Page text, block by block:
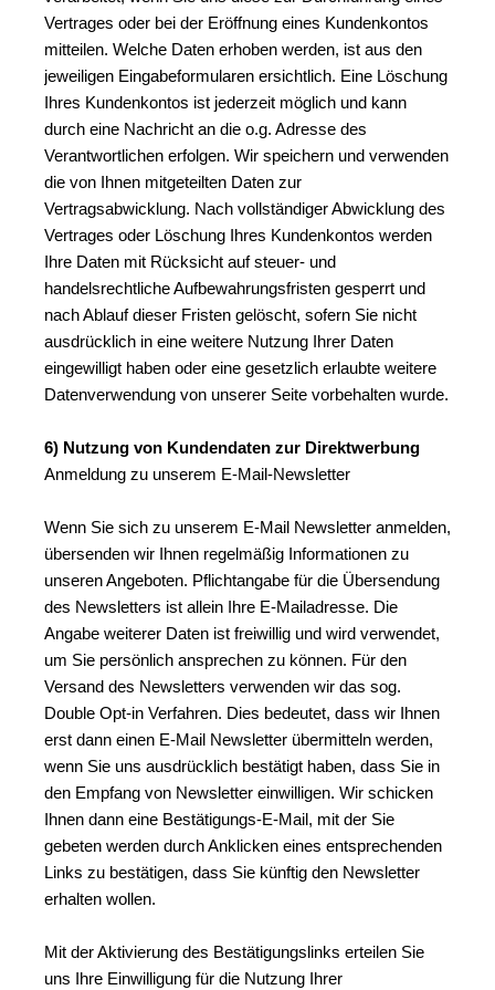
Vertrages oder bei der Eröffnung eines Kundenkontos
mitteilen. Welche Daten erhoben werden, ist aus den
jeweiligen Eingabeformularen ersichtlich. Eine Löschung
Ihres Kundenkontos ist jederzeit möglich und kann
durch eine Nachricht an die o.g. Adresse des
Verantwortlichen erfolgen. Wir speichern und verwenden
die von Ihnen mitgeteilten Daten zur
Vertragsabwicklung. Nach vollständiger Abwicklung des
Vertrages oder Löschung Ihres Kundenkontos werden
Ihre Daten mit Rücksicht auf steuer- und
handelsrechtliche Aufbewahrungsfristen gesperrt und
nach Ablauf dieser Fristen gelöscht, sofern Sie nicht
ausdrücklich in eine weitere Nutzung Ihrer Daten
eingewilligt haben oder eine gesetzlich erlaubte weitere
Datenverwendung von unserer Seite vorbehalten wurde.
6) Nutzung von Kundendaten zur Direktwerbung
Anmeldung zu unserem E-Mail-Newsletter
Wenn Sie sich zu unserem E-Mail Newsletter anmelden,
übersenden wir Ihnen regelmäßig Informationen zu
unseren Angeboten. Pflichtangabe für die Übersendung
des Newsletters ist allein Ihre E-Mailadresse. Die
Angabe weiterer Daten ist freiwillig und wird verwendet,
um Sie persönlich ansprechen zu können. Für den
Versand des Newsletters verwenden wir das sog.
Double Opt-in Verfahren. Dies bedeutet, dass wir Ihnen
erst dann einen E-Mail Newsletter übermitteln werden,
wenn Sie uns ausdrücklich bestätigt haben, dass Sie in
den Empfang von Newsletter einwilligen. Wir schicken
Ihnen dann eine Bestätigungs-E-Mail, mit der Sie
gebeten werden durch Anklicken eines entsprechenden
Links zu bestätigen, dass Sie künftig den Newsletter
erhalten wollen.
Mit der Aktivierung des Bestätigungslinks erteilen Sie
uns Ihre Einwilligung für die Nutzung Ihrer